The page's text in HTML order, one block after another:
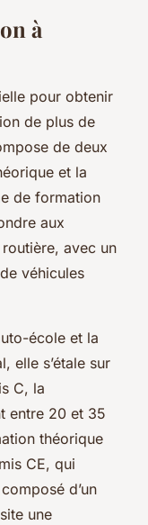
à
pour obtenir
de plus de
de deux
et la
de formation
aux
avec un
véhicules
école et la
elle s’étale sur
C, la
entre 20 et 35
théorique
CE, qui
d’un
une